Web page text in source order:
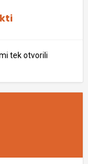
tek otvorili